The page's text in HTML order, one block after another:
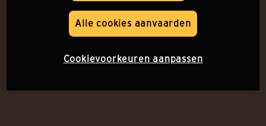
Alle cookies aanvaarden
Cookievoorkeuren aanpassen